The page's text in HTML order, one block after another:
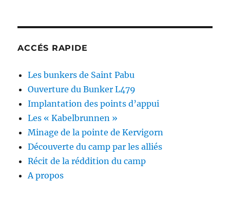
ACCÉS RAPIDE
Les bunkers de Saint Pabu
Ouverture du Bunker L479
Implantation des points d’appui
Les « Kabelbrunnen »
Minage de la pointe de Kervigorn
Découverte du camp par les alliés
Récit de la réddition du camp
A propos